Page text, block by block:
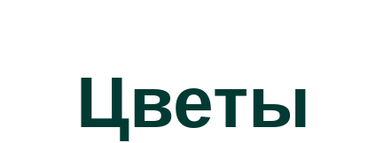
Цветы